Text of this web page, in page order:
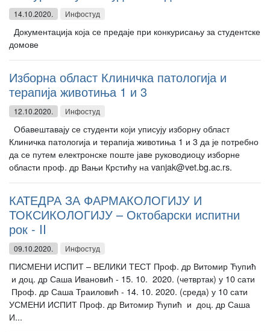
14.10.2020. Инфостуд
Документација која се предаје при конкурисању за студентске
домове
Изборна област Клиничка патологија и
терапија животиња 1 и 3
12.10.2020. Инфостуд
Обавештавају се студенти који уписују изборну област
Клиничка патологија и терапија животиња 1 и 3 да је потребно
да се путем електронске поште јаве руководиоцу изборне
области проф. др Вањи Крстићу на vanjak@vet.bg.ac.rs.
КАТЕДРА ЗА ФАРМАКОЛОГИЈУ И
ТОКСИКОЛОГИЈУ – Октобарски испитни
рок - II
09.10.2020. Инфостуд
ПИСМЕНИ ИСПИТ – ВЕЛИКИ ТЕСТ Проф. др Витомир Ћупић
и доц. др Саша Ивановић - 15. 10. 2020. (четвртак) у 10 сати
Проф. др Саша Траиловић - 14. 10. 2020. (среда) у 10 сати
УСМЕНИ ИСПИТ Проф. др Витомир Ћупић и доц. др Саша
И...